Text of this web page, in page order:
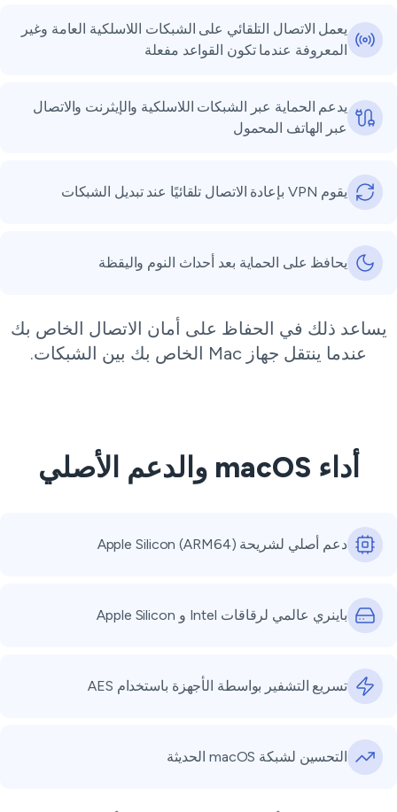
يعمل الاتصال التلقائي على الشبكات اللاسلكية العامة وغير
المعروفة عندما تكون القواعد مفعلة
يدعم الحماية عبر الشبكات اللاسلكية والإيثرنت والاتصال
عبر الهاتف المحمول
يقوم VPN بإعادة الاتصال تلقائيًا عند تبديل الشبكات
يحافظ على الحماية بعد أحداث النوم واليقظة
يساعد ذلك في الحفاظ على أمان الاتصال الخاص بك
عندما ينتقل جهاز Mac الخاص بك بين الشبكات.
أداء macOS والدعم الأصلي
دعم أصلي لشريحة Apple Silicon (ARM64)
باينري عالمي لرقاقات Intel و Apple Silicon
تسريع التشفير بواسطة الأجهزة باستخدام AES
التحسين لشبكة macOS الحديثة